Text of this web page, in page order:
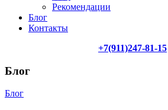
Рекомендации
Блог
Контакты
+7(911)247-81-15
Блог
Блог